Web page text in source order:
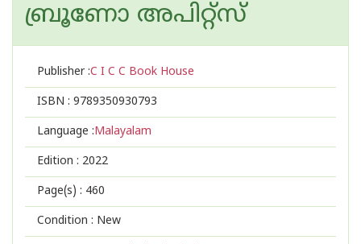
ബ്രൂണോ അപിറ്റ്സ്
Publisher :C I C C Book House
ISBN : 9789350930793
Language :Malayalam
Edition : 2022
Page(s) : 460
Condition : New